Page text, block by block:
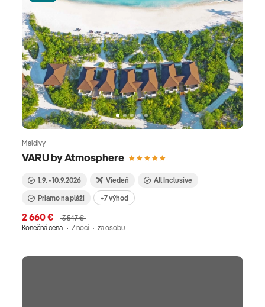
VARU by Atmosphere
Maldivy
1.9. - 10.9.2026 Viedeň
All Inclusive
Priamo na pláži
+7 výhod
2 660 €
3 547 €
Konečná cena
7 nocí za osobu